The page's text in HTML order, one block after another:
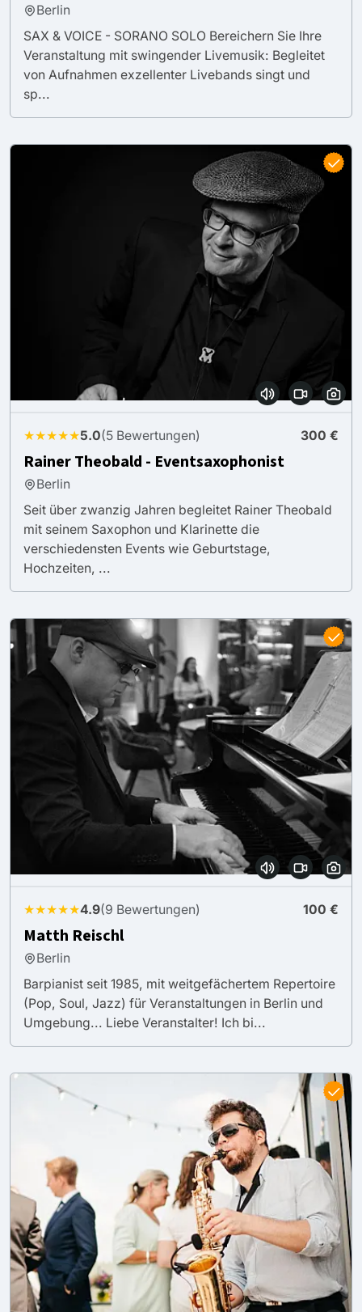
Berlin
SAX & VOICE - SORANO SOLO Bereichern Sie Ihre
Veranstaltung mit swingender Livemusik: Begleitet
von Aufnahmen exzellenter Livebands singt und
sp...
★★★★★5.0(5 Bewertungen) 300 €
Rainer Theobald - Eventsaxophonist
Berlin
Seit über zwanzig Jahren begleitet Rainer Theobald
mit seinem Saxophon und Klarinette die
verschiedensten Events wie Geburtstage,
Hochzeiten, ...
★★★★★4.9(9 Bewertungen) 100 €
Matth Reischl
Berlin
Barpianist seit 1985, mit weitgefächertem Repertoire
(Pop, Soul, Jazz) für Veranstaltungen in Berlin und
Umgebung... Liebe Veranstalter! Ich bi...